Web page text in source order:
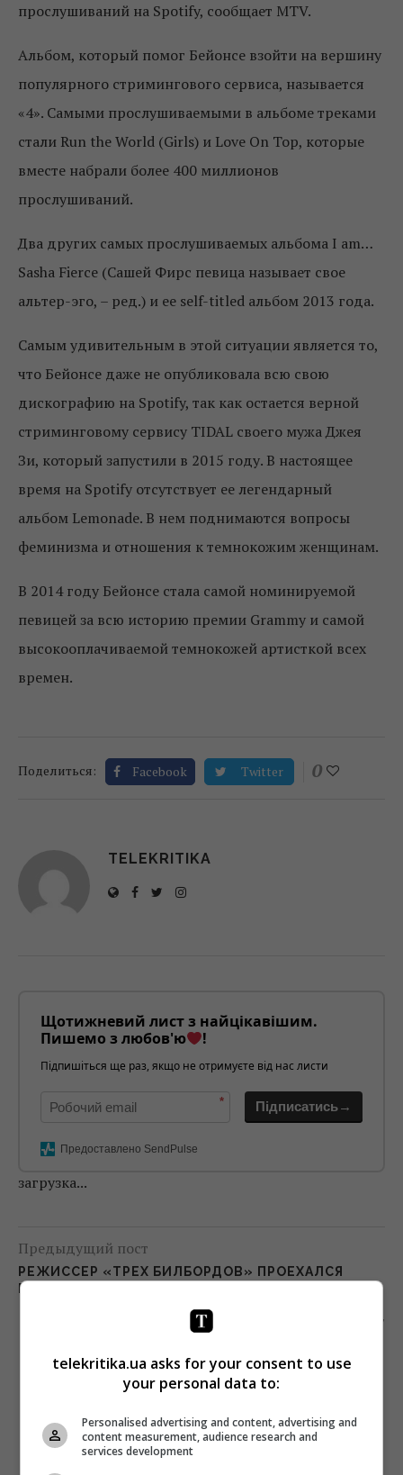
прослушиваний на Spotify, сообщает MTV.
Альбом, который помог Бейонсе взойти на вершину
популярного стримингового сервиса, называется
«4». Самыми прослушиваемыми в альбоме треками
стали Run the World (Girls) и Love On Top, которые
вместе набрали более 400 миллионов
прослушиваний.
Два других самых прослушиваемых альбома I am…
Sasha Fierce (Сашей Фирс певица называет свое
альтер-эго, – ред.) и ее self-titled альбом 2013 года.
Самым удивительным в этой ситуации является то,
что Бейонсе даже не опубликовала всю свою
дискографию на Spotify, так как остается верной
стриминговому сервису TIDAL своего мужа Джея
Зи, который запустили в 2015 году. В настоящее
время на Spotify отсутствует ее легендарный
альбом Lemonade. В нем поднимаются вопросы
феминизма и отношения к темнокожим женщинам.
В 2014 году Бейонсе стала самой номинируемой
певицей за всю историю премии Grammy и самой
высокооплачиваемой темнокожей артисткой всех
времен.
Поделиться: Facebook Twitter 0
TELEKRITIKA
Щотижневий лист з найцікавішим.
Пишемо з любов'ю
!
Підпишіться ще раз, якщо не отримуєте від нас листи
* Підписатись→
Предоставлено SendPulse
загрузка...
Предыдущий пост
РЕЖИССЕР «ТРЕХ БИЛБОРДОВ» ПРОЕХАЛСЯ
ПО ФИЛЬМАМ MARVEL
Следующий пост
АРЕСТОВАТЬ ПРЕСЛЕДОВАТЕЛЯ
telekritika.ua asks for your consent to use
your personal data to:
Personalised advertising and content, advertising and
content measurement, audience research and
services development